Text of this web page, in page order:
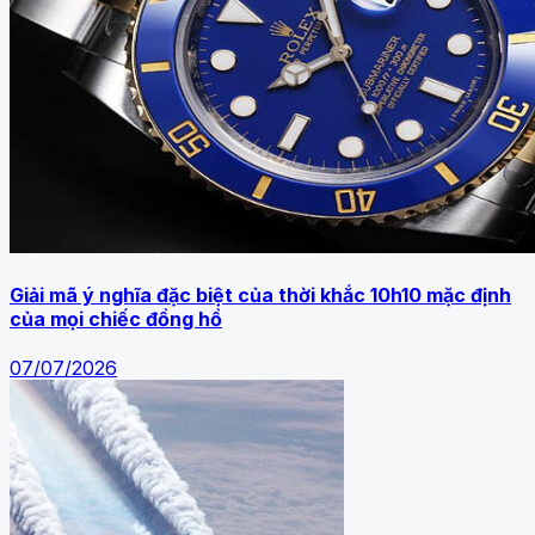
Giải mã ý nghĩa đặc biệt của thời khắc 10h10 mặc định
của mọi chiếc đồng hồ
07/07/2026